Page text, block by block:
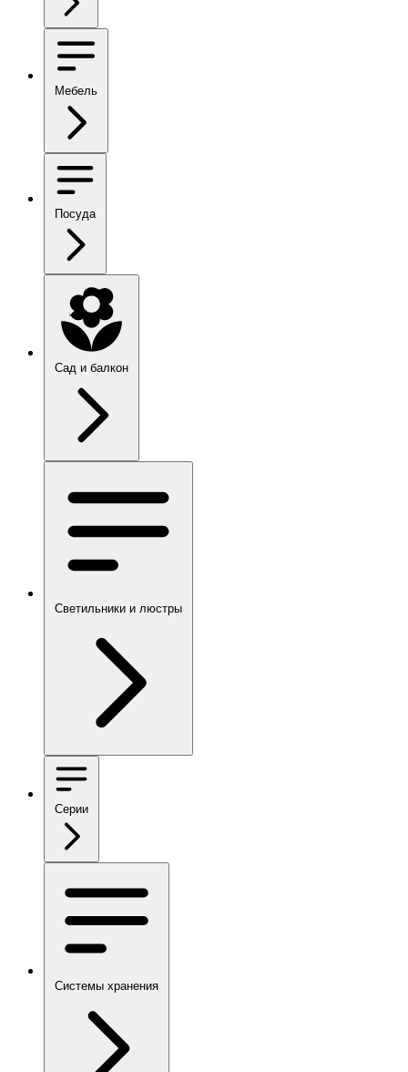
Мебель
Посуда
Сад и балкон
Светильники и люстры
Серии
Системы хранения